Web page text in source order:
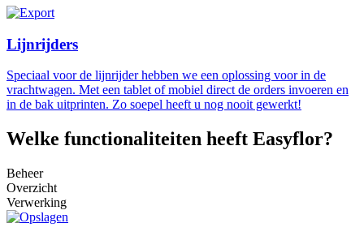
Lijnrijders
Speciaal voor de lijnrijder hebben we een oplossing voor in de
vrachtwagen. Met een tablet of mobiel direct de orders invoeren en
in de bak uitprinten. Zo soepel heeft u nog nooit gewerkt!
Welke functionaliteiten heeft Easyflor?
Beheer
Overzicht
Verwerking